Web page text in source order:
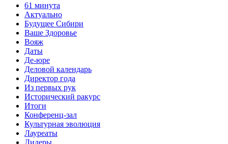
61 минута
Актуально
Будущее Сибири
Ваше Здоровье
Вояж
Даты
Де-юре
Деловой календарь
Директор года
Из первых рук
Исторический ракурс
Итоги
Конференц-зал
Культурная эволюция
Лауреаты
Лидеры